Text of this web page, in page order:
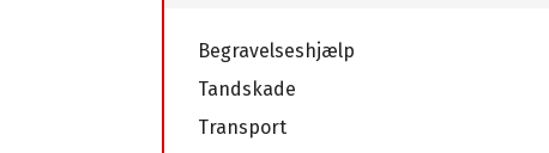
Begravelseshjælp
Tandskade
Transport